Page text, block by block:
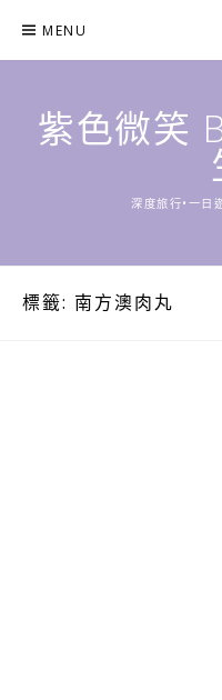
content
MENU
紫色微笑
深度旅行•一日
標籤: 南方澳肉丸